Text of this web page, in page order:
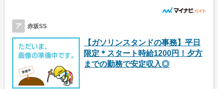
ア 赤坂SS
【ガソリンスタンドの事務】平日
限定＊スタート時給1200円！夕方
までの勤務で安定収入◎